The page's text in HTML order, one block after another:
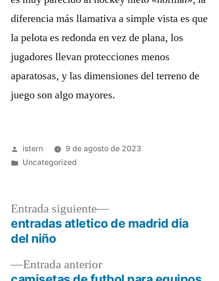
diferencia más llamativa a simple vista es que
la pelota es redonda en vez de plana, los
jugadores llevan protecciones menos
aparatosas, y las dimensiones del terreno de
juego son algo mayores.
Publicado
por
istern
9 de agosto de 2023
Publicado
Uncategorized
Navegación
Entrada anteriorEntrada
Entrada siguiente
Entrada
siguiente:
entradas atletico de madrid dia
del niño